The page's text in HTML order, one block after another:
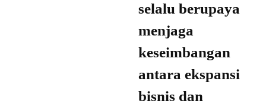
selalu berupaya
menjaga
keseimbangan
antara ekspansi
bisnis dan